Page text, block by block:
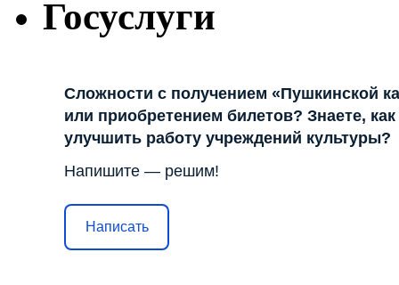
Госуслуги
Сложности с получением «Пушкинской
или приобретением билетов? Знаете, как
улучшить работу учреждений культуры?
Напишите — решим!
Написать